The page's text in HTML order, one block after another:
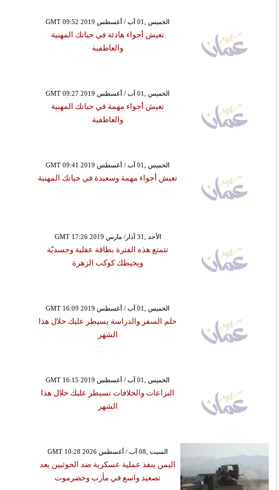
GMT 09:52 2019 الخميس ,01 آب / أغسطس
تعيش أجواء هادئة في حياتك المهنية
والعاطفية
GMT 09:27 2019 الخميس ,01 آب / أغسطس
تعيش أجواء مهمة في حياتك المهنية
والعاطفية
GMT 09:41 2019 الخميس ,01 آب / أغسطس
تعيش أجواء مهمة وسعيدة في حياتك المهنية
GMT 17:26 2019 الأحد ,31 آذار/ مارس
تتمتع هذه الفترة بطاقة عقلية وجسديّة
ويحيطك كوكب الزهرة
GMT 16:09 2019 الخميس ,01 آب / أغسطس
حلم السفر والدراسة يسيطر عليك خلال هذا
الشهر
GMT 16:15 2019 الخميس ,01 آب / أغسطس
النزاعات والخلافات تسيطر عليك خلال هذا
الشهر
GMT 10:28 2026 السبت ,08 آب / أغسطس
اليمن ينفذ عملية عسكرية ضد الحوثيين بعد
تصعيد واسع في مأرب وحضرموت